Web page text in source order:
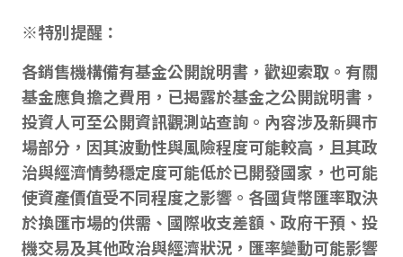
※特別提醒：
各銷售機構備有基金公開說明書，歡迎索取。有關
基金應負擔之費用，已揭露於基金之公開說明書，
投資人可至公開資訊觀測站查詢。內容涉及新興市
場部分，因其波動性與風險程度可能較高，且其政
治與經濟情勢穩定度可能低於已開發國家，也可能
使資產價值受不同程度之影響。各國貨幣匯率取決
於換匯市場的供需、國際收支差額、政府干預、投
機交易及其他政治與經濟狀況，匯率變動可能影響